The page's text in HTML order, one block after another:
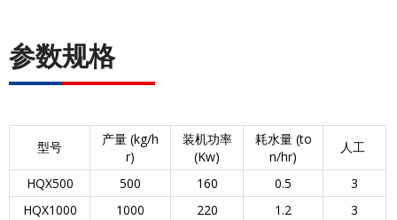
参数规格
型号
产量 (kg/h
r)
装机功率
(Kw)
耗水量 (to
n/hr)
人工
HQX500 500 160 0.5
3
HQX1000
1000 220 1.2
3